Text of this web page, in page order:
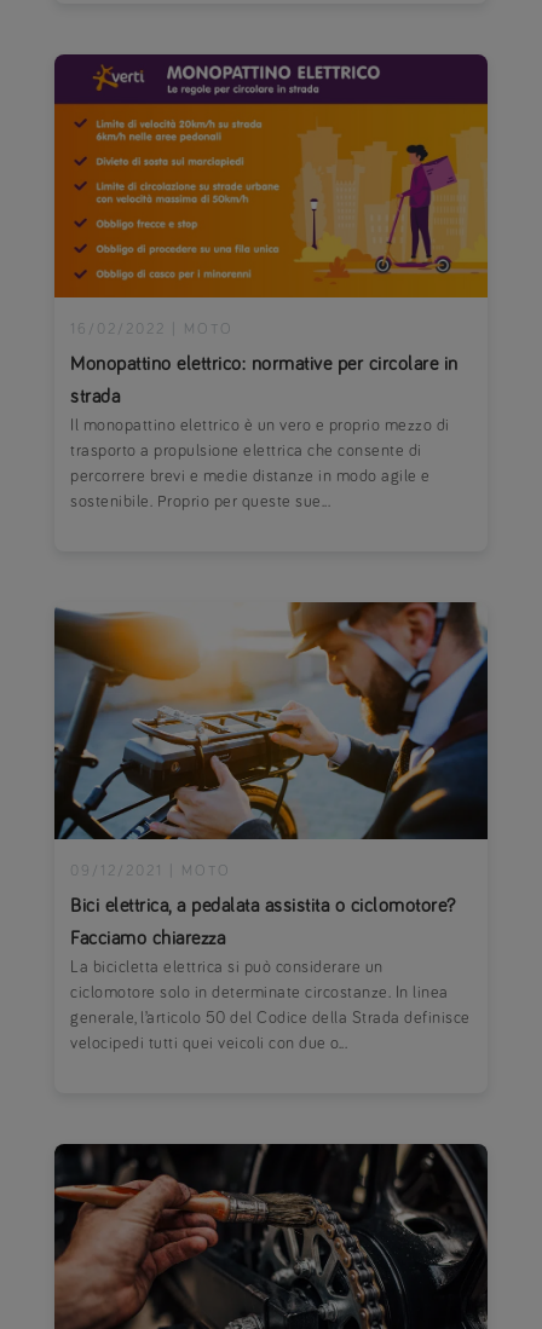
Monopattino elettrico: normative per circolare in
strada
16/02/2022 MOTO
Il monopattino elettrico è un vero e proprio mezzo di
trasporto a propulsione elettrica che consente di
percorrere brevi e medie distanze in modo agile e
sostenibile. Proprio per queste sue...
Bici elettrica, a pedalata assistita o ciclomotore?
Facciamo chiarezza
09/12/2021 MOTO
La bicicletta elettrica si può considerare un
ciclomotore solo in determinate circostanze. In linea
generale, l’articolo 50 del Codice della Strada definisce
velocipedi tutti quei veicoli con due o...